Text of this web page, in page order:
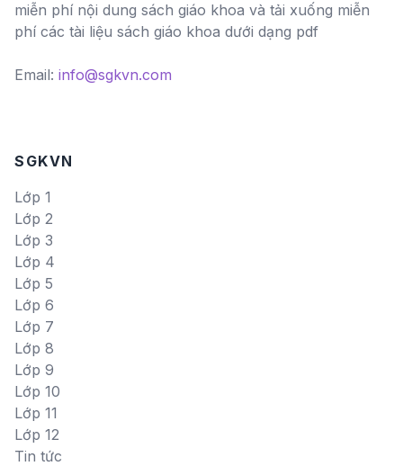
miễn phí nội dung sách giáo khoa và tải xuống miễn
phí các tài liệu sách giáo khoa dưới dạng pdf
Email: info@sgkvn.com
SGKVN
Lớp 1
Lớp 2
Lớp 3
Lớp 4
Lớp 5
Lớp 6
Lớp 7
Lớp 8
Lớp 9
Lớp 10
Lớp 11
Lớp 12
Tin tức